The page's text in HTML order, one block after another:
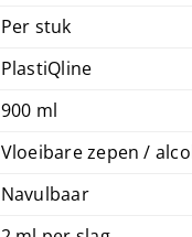
Per stuk
PlastiQline
900 ml
Vloeibare zepen /
Navulbaar